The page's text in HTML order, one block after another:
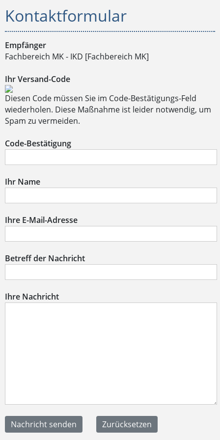
Kontaktformular
Empfänger
Fachbereich MK - IKD [Fachbereich MK]
Ihr Versand-Code
Diesen Code müssen Sie im Code-Bestätigungs-Feld
wiederholen. Diese Maßnahme ist leider notwendig, um
Spam zu vermeiden.
Code-Bestätigung
Ihr Name
Ihre E-Mail-Adresse
Betreff der Nachricht
Ihre Nachricht